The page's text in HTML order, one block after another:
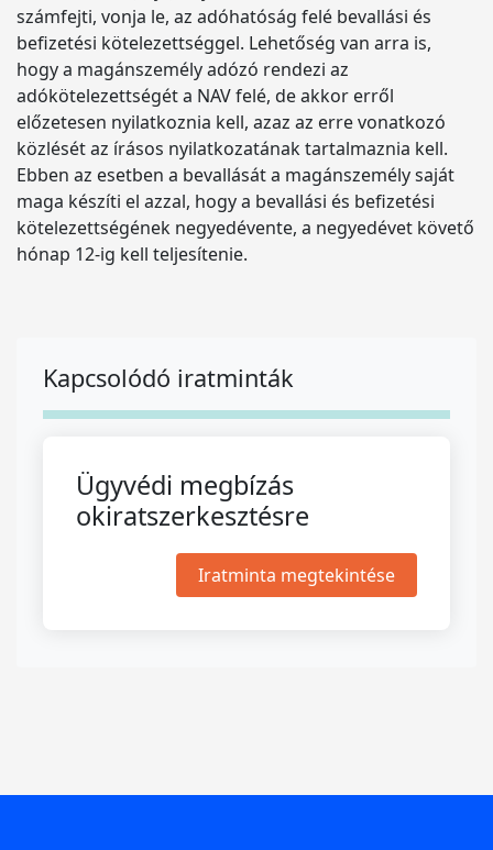
számfejti, vonja le, az adóhatóság felé bevallási és
befizetési kötelezettséggel. Lehetőség van arra is,
hogy a magánszemély adózó rendezi az
adókötelezettségét a NAV felé, de akkor erről
előzetesen nyilatkoznia kell, azaz az erre vonatkozó
közlését az írásos nyilatkozatának tartalmaznia kell.
Ebben az esetben a bevallását a magánszemély saját
maga készíti el azzal, hogy a bevallási és befizetési
kötelezettségének negyedévente, a negyedévet követő
hónap 12-ig kell teljesítenie.
Kapcsolódó iratminták
Ügyvédi megbízás
okiratszerkesztésre
Iratminta megtekintése